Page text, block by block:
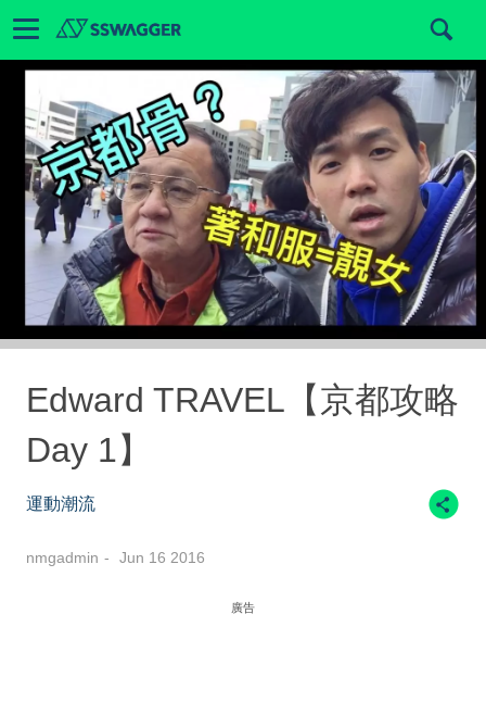
Edward TRAVEL【京都攻略
Day 1】
運動潮流
nmgadmin Jun 16 2016
廣告